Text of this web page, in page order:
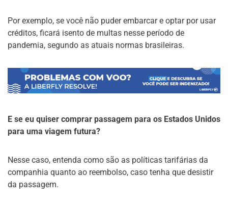
Por exemplo, se você não puder embarcar e optar por usar
créditos, ficará isento de multas nesse período de
pandemia, segundo as atuais normas brasileiras.
E se eu quiser comprar passagem para os Estados Unidos
para uma viagem futura?
Nesse caso, entenda como são as políticas tarifárias da
companhia quanto ao reembolso, caso tenha que desistir
da passagem.